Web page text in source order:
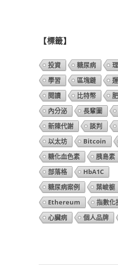
【標籤】
投資 糖尿病
學習
區塊鏈
閱讀
比特幣
內分泌
長輩圖
新陳代謝
談判
以太坊
Bitcoin
糖化血色素
胰島素
部落格
HbA1C
糖尿病案例
葉峻榳
Ethereum
指數化
心臟病
個人品牌